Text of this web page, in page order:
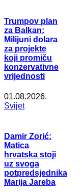
Trumpov plan
za Balkan:
Milijuni dolara
za projekte
koji promiču
konzervativne
vrijednosti
01.08.2026.
Svijet
Damir Zorić:
Matica
hrvatska stoji
uz svoga
potpredsjednika
Marija Jareba